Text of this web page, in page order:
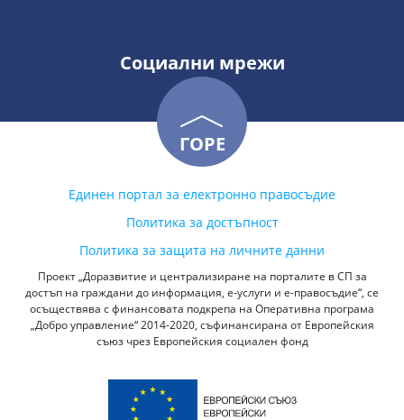
Социални мрежи
ГОРЕ
Единен портал за електронно правосъдие
Политика за достъпност
Политика за защита на личните данни
Проект „Доразвитие и централизиране на порталите в СП за
достъп на граждани до информация, е-услуги и е-правосъдие“, се
осъществява с финансовата подкрепа на Оперативна програма
„Добро управление“ 2014-2020, съфинансирана от Европейския
съюз чрез Европейския социален фонд